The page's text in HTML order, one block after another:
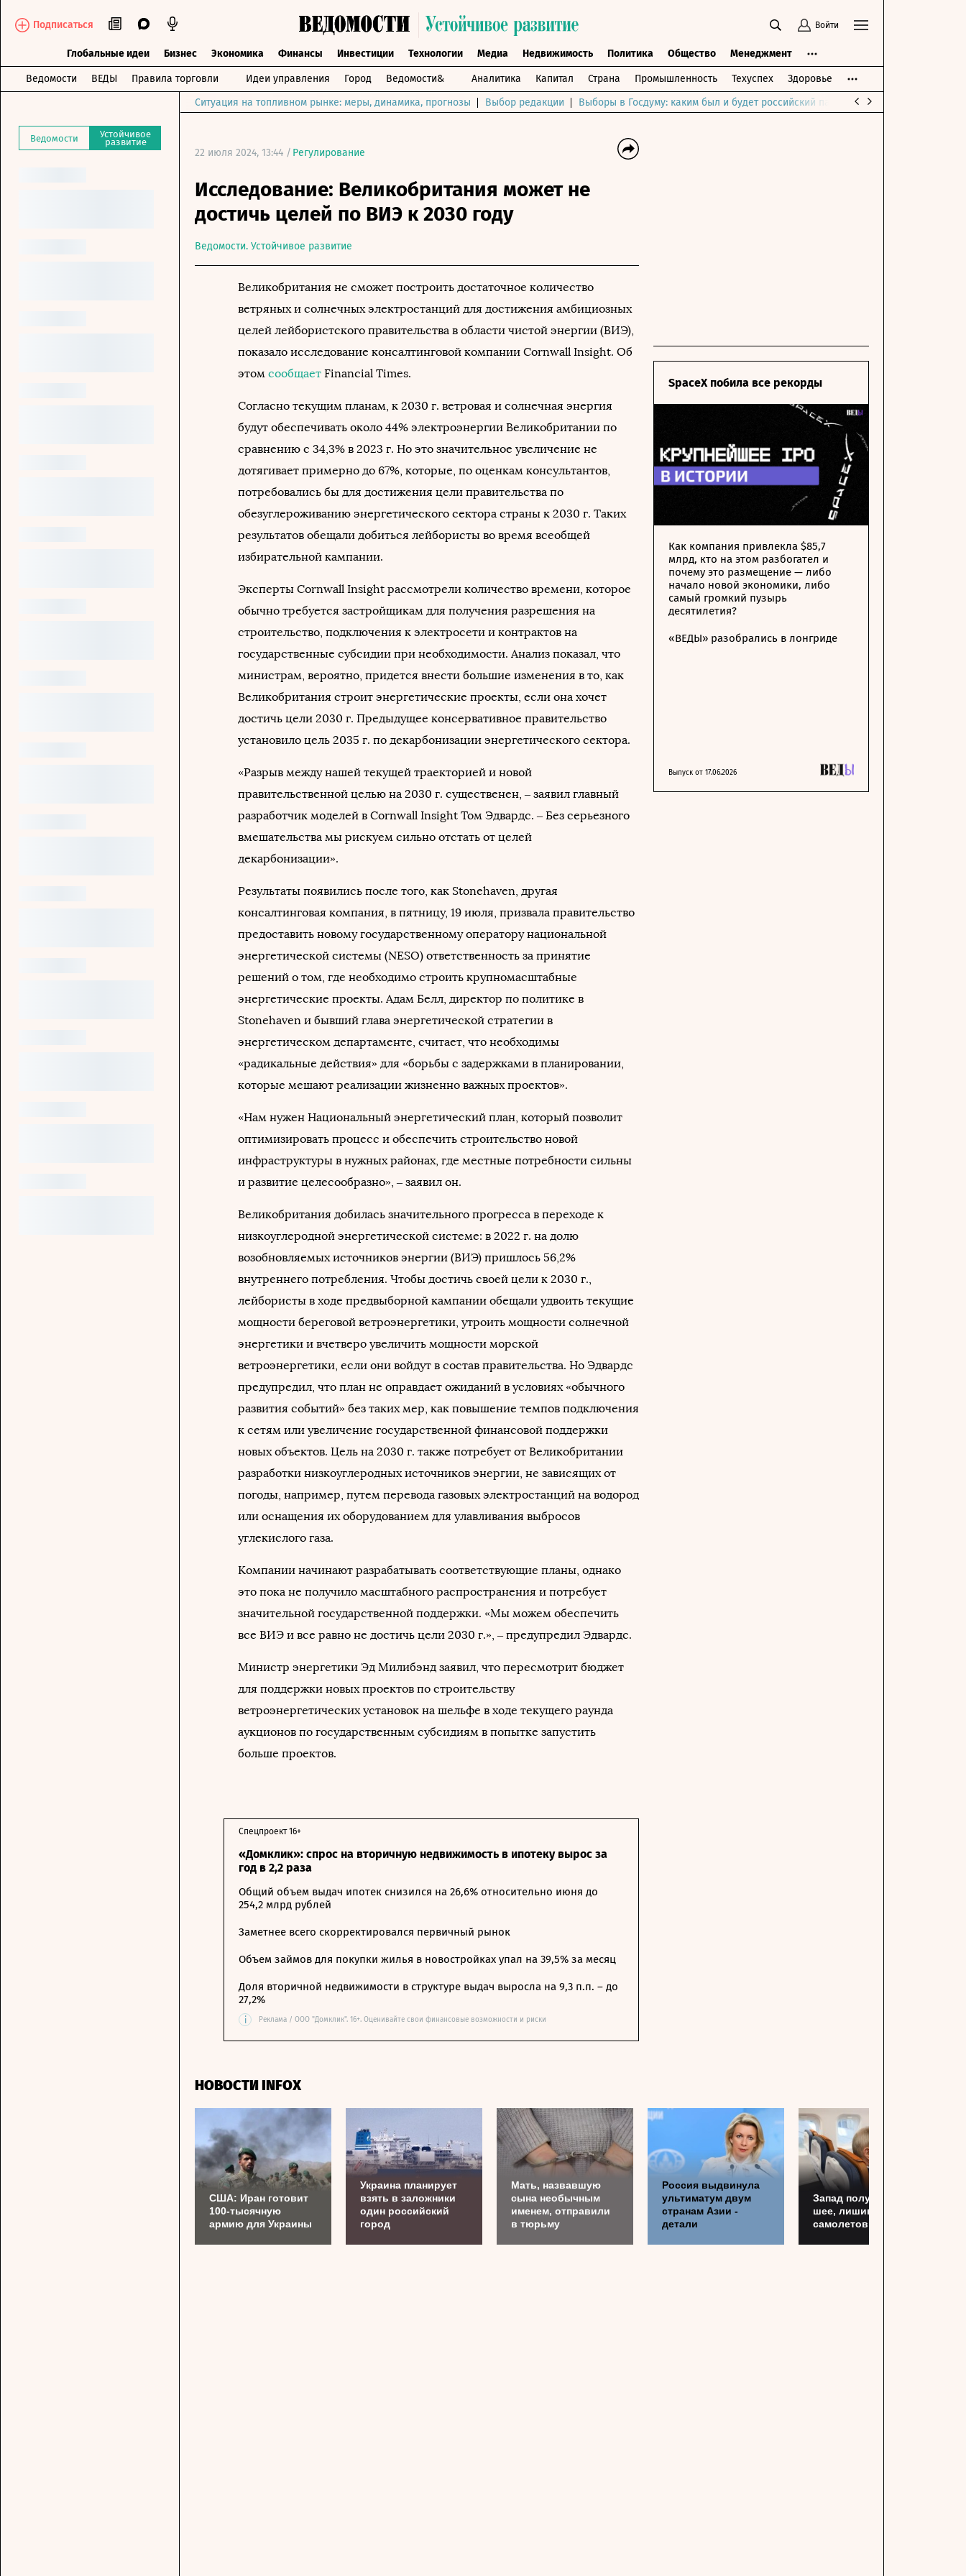
Подписаться Войти
Глобальные идеи Бизнес Экономика Финансы Инвестиции Технологии Медиа Недвижимость Политика Общество Менеджмент
Ведомости ВЕДЫ Правила торговли Идеи управления Город Ведомости& Аналитика Капитал Страна Промышленность Техуспех Здоровье
Ведомости Устойчивое
развитие
Ситуация на топливном рынке: меры, динамика, прогнозы Выбор редакции Выборы в Госдуму: каким был и будет российский парламент
22 июля 2024, 13:44 / Регулирование
Исследование: Великобритания может не
достичь целей по ВИЭ к 2030 году
Ведомости. Устойчивое развитие
Великобритания не сможет построить достаточное количество
ветряных и солнечных электростанций для достижения амбициозных
целей лейбористского правительства в области чистой энергии (ВИЭ),
показало исследование консалтинговой компании Cornwall Insight. Об
этом сообщает Financial Times.
Согласно текущим планам, к 2030 г. ветровая и солнечная энергия
будут обеспечивать около 44% электроэнергии Великобритании по
сравнению с 34,3% в 2023 г. Но это значительное увеличение не
дотягивает примерно до 67%, которые, по оценкам консультантов,
потребовались бы для достижения цели правительства по
обезуглероживанию энергетического сектора страны к 2030 г. Таких
результатов обещали добиться лейбористы во время всеобщей
избирательной кампании.
Эксперты Cornwall Insight рассмотрели количество времени, которое
обычно требуется застройщикам для получения разрешения на
строительство, подключения к электросети и контрактов на
государственные субсидии при необходимости. Анализ показал, что
министрам, вероятно, придется внести большие изменения в то, как
Великобритания строит энергетические проекты, если она хочет
достичь цели 2030 г. Предыдущее консервативное правительство
установило цель 2035 г. по декарбонизации энергетического сектора.
«Разрыв между нашей текущей траекторией и новой
правительственной целью на 2030 г. существенен, – заявил главный
разработчик моделей в Cornwall Insight Том Эдвардс. – Без серьезного
вмешательства мы рискуем сильно отстать от целей
декарбонизации».
Результаты появились после того, как Stonehaven, другая
консалтинговая компания, в пятницу, 19 июля, призвала правительство
предоставить новому государственному оператору национальной
энергетической системы (NESO) ответственность за принятие
решений о том, где необходимо строить крупномасштабные
энергетические проекты. Адам Белл, директор по политике в
Stonehaven и бывший глава энергетической стратегии в
энергетическом департаменте, считает, что необходимы
«радикальные действия» для «борьбы с задержками в планировании,
которые мешают реализации жизненно важных проектов».
«Нам нужен Национальный энергетический план, который позволит
оптимизировать процесс и обеспечить строительство новой
инфраструктуры в нужных районах, где местные потребности сильны
и развитие целесообразно», – заявил он.
Великобритания добилась значительного прогресса в переходе к
низкоуглеродной энергетической системе: в 2022 г. на долю
возобновляемых источников энергии (ВИЭ) пришлось 56,2%
внутреннего потребления. Чтобы достичь своей цели к 2030 г.,
лейбористы в ходе предвыборной кампании обещали удвоить текущие
мощности береговой ветроэнергетики, утроить мощности солнечной
энергетики и вчетверо увеличить мощности морской
ветроэнергетики, если они войдут в состав правительства. Но Эдвардс
предупредил, что план не оправдает ожиданий в условиях «обычного
развития событий» без таких мер, как повышение темпов подключения
к сетям или увеличение государственной финансовой поддержки
новых объектов. Цель на 2030 г. также потребует от Великобритании
разработки низкоуглеродных источников энергии, не зависящих от
погоды, например, путем перевода газовых электростанций на водород
или оснащения их оборудованием для улавливания выбросов
углекислого газа.
Компании начинают разрабатывать соответствующие планы, однако
это пока не получило масштабного распространения и потребует
значительной государственной поддержки. «Мы можем обеспечить
все ВИЭ и все равно не достичь цели 2030 г.», – предупредил Эдвардс.
Министр энергетики Эд Милибэнд заявил, что пересмотрит бюджет
для поддержки новых проектов по строительству
ветроэнергетических установок на шельфе в ходе текущего раунда
аукционов по государственным субсидиям в попытке запустить
больше проектов.
«Домклик»: спрос на вторичную недвижимость в ипотеку вырос за
год в 2,2 раза
Спецпроект 16+
Общий объем выдач ипотек снизился на 26,6% относительно июня до
254,2 млрд рублей
Заметнее всего скорректировался первичный рынок
Объем займов для покупки жилья в новостройках упал на 39,5% за месяц
Доля вторичной недвижимости в структуре выдач выросла на 9,3 п.п. – до
27,2%
i Реклама / ООО "Домклик". 16+. Оценивайте свои финансовые возможности и риски
SpaceX побила все рекорды
Как компания привлекла $85,7
млрд, кто на этом разбогател и
почему это размещение — либо
начало новой экономики, либо
самый громкий пузырь
десятилетия?
«ВЕДЫ» разобрались в лонгриде
Выпуск от 17.06.2026
НОВОСТИ INFOX
США: Иран готовит
100-тысячную
армию для Украины
Украина планирует
взять в заложники
один российский
город
Мать, назвавшую
сына необычным
именем, отправили
в тюрьму
Россия выдвинула
ультиматум двум
странам Азии -
детали
Запад получил по
шее, лишив Россию
самолетов